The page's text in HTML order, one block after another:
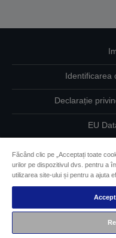
Identificarea
Declarație
EU
Informaţii
Angajamentul
Drepturi de
Făcând clic pe „Acceptați toate
urilor pe dispozitivul dvs. pentru a
utilizarea site-ului și pentru a ajuta